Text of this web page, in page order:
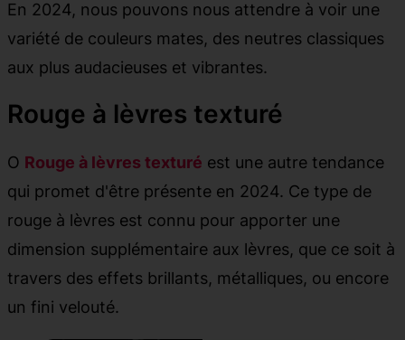
En 2024, nous pouvons nous attendre à voir une
variété de couleurs mates, des neutres classiques
aux plus audacieuses et vibrantes.
Rouge à lèvres texturé
O Rouge à lèvres texturé est une autre tendance
qui promet d'être présente en 2024. Ce type de
rouge à lèvres est connu pour apporter une
dimension supplémentaire aux lèvres, que ce soit à
travers des effets brillants, métalliques, ou encore
un fini velouté.